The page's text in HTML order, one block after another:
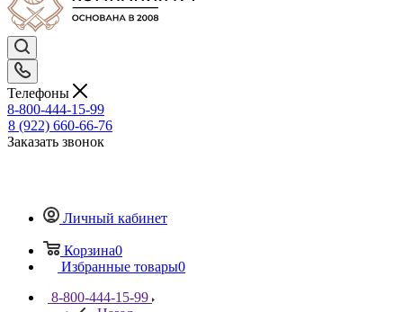
Телефоны
8-800-444-15-99
8 (922) 660-66-76
Заказать звонок
Личный кабинет
Корзина0
Избранные товары0
8-800-444-15-99